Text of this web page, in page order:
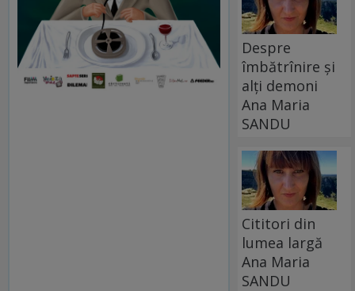
Despre
îmbătrînire și
alți demoni
Ana Maria
SANDU
Cititori din
lumea largă
Ana Maria
SANDU